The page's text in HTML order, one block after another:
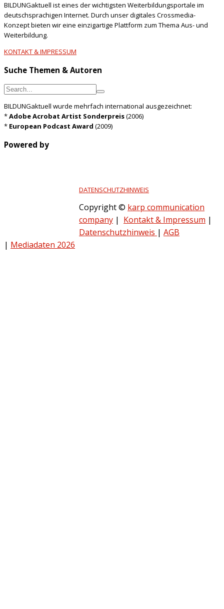
BILDUNGaktuell ist eines der wichtigsten Weiterbildungsportale im
deutschsprachigen Internet. Durch unser digitales Crossmedia-
Konzept bieten wir eine einzigartige Plattform zum Thema Aus- und
Weiterbildung.
KONTAKT & IMPRESSUM
Suche Themen & Autoren
BILDUNGaktuell wurde mehrfach international ausgezeichnet:
*Adobe Acrobat Artist Sonderpreis(2006)
* European Podcast Award (2009)
Powered by
DATENSCHUTZHINWEIS
Copyright © karp communication
company | Kontakt & Impressum |
Datenschutzhinweis | AGB
| Mediadaten 2026